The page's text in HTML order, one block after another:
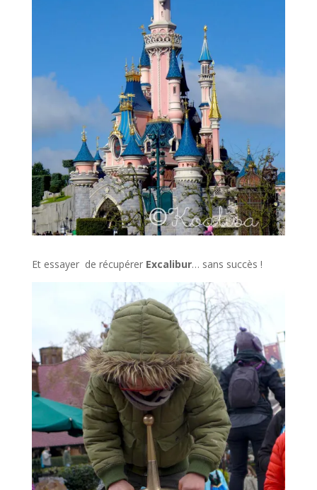
Et essayer de récupérer Excalibur… sans succès !